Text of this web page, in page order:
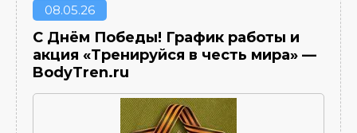
08 05.26
С Днём Победы! График работы и
акция «Тренируйся в честь мира» —
BodyTren.ru